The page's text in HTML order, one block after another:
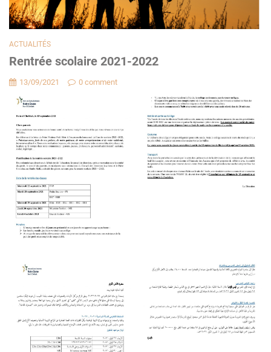
ACTUALITÉS
Rentrée scolaire 2021-2022
13/09/2021 0 comment